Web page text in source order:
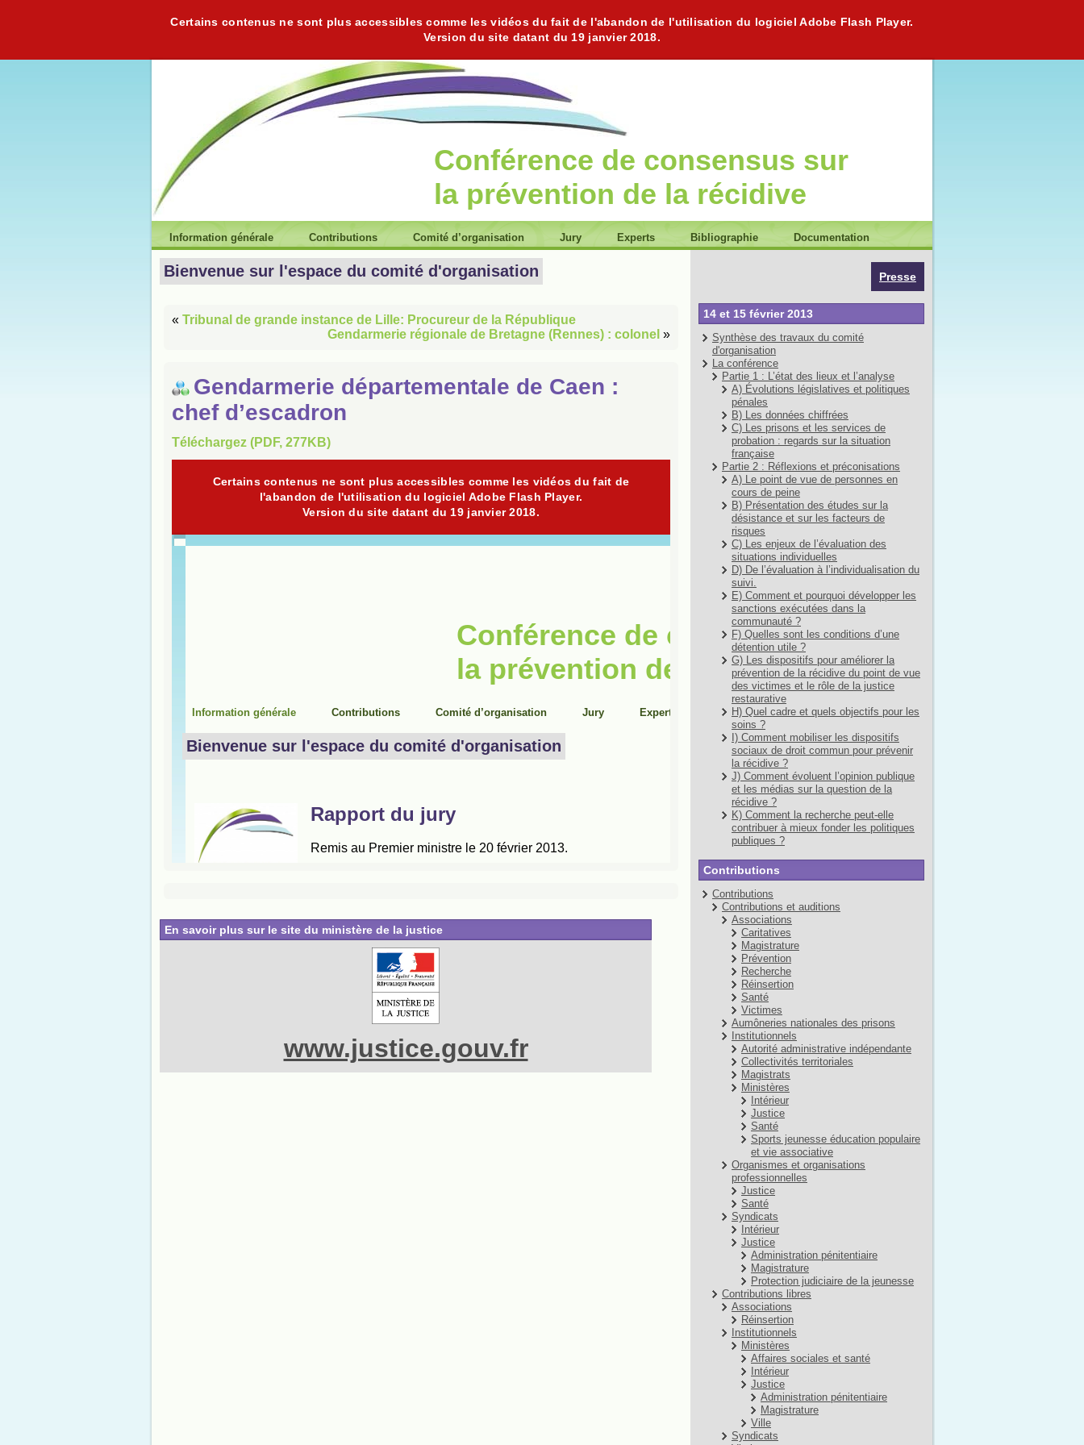
Certains contenus ne sont plus accessibles comme les vidéos du fait de l'abandon de l'utilisation du logiciel Adobe Flash Player.
Version du site datant du 19 janvier 2018.
Conférence de consensus sur
la prévention de la récidive
Information générale Contributions Comité d’organisation Jury Experts Bibliographie Documentation
Bienvenue sur l'espace du comité d'organisation
« Tribunal de grande instance de Lille: Procureur de la République
Gendarmerie régionale de Bretagne (Rennes) : colonel »
Gendarmerie départementale de Caen :
chef d’escadron
Téléchargez (PDF, 277KB)
En savoir plus sur le site du ministère de la justice
www.justice.gouv.fr
Presse
14 et 15 février 2013
Synthèse des travaux du comité
d'organisation
La conférence
Partie 1 : L’état des lieux et l’analyse
A) Évolutions législatives et politiques
pénales
B) Les données chiffrées
C) Les prisons et les services de
probation : regards sur la situation
française
Partie 2 : Réflexions et préconisations
A) Le point de vue de personnes en
cours de peine
B) Présentation des études sur la
désistance et sur les facteurs de
risques
C) Les enjeux de l’évaluation des
situations individuelles
D) De l’évaluation à l’individualisation du
suivi.
E) Comment et pourquoi développer les
sanctions exécutées dans la
communauté ?
F) Quelles sont les conditions d’une
détention utile ?
G) Les dispositifs pour améliorer la
prévention de la récidive du point de vue
des victimes et le rôle de la justice
restaurative
H) Quel cadre et quels objectifs pour les
soins ?
I) Comment mobiliser les dispositifs
sociaux de droit commun pour prévenir
la récidive ?
J) Comment évoluent l’opinion publique
et les médias sur la question de la
récidive ?
K) Comment la recherche peut-elle
contribuer à mieux fonder les politiques
publiques ?
Contributions
Contributions
Contributions et auditions
Associations
Caritatives
Magistrature
Prévention
Recherche
Réinsertion
Santé
Victimes
Aumôneries nationales des prisons
Institutionnels
Autorité administrative indépendante
Collectivités territoriales
Magistrats
Ministères
Intérieur
Justice
Santé
Sports jeunesse éducation populaire
et vie associative
Organismes et organisations
professionnelles
Justice
Santé
Syndicats
Intérieur
Justice
Administration pénitentiaire
Magistrature
Protection judiciaire de la jeunesse
Contributions libres
Associations
Réinsertion
Institutionnels
Ministères
Affaires sociales et santé
Intérieur
Justice
Administration pénitentiaire
Magistrature
Ville
Syndicats